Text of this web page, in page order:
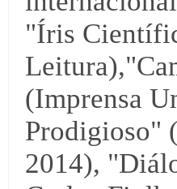
"Íris
(Imprensa
Prodigioso"
2014),